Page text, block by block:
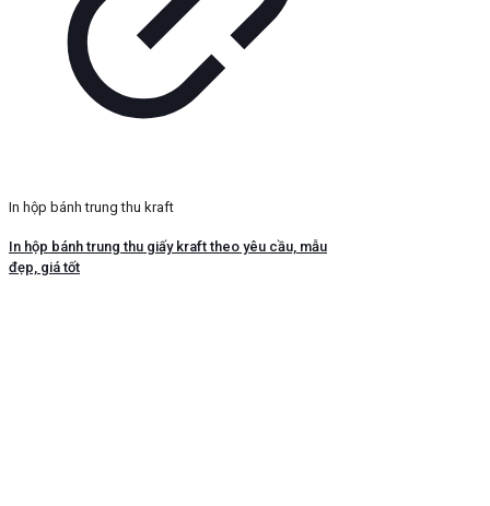
In hộp bánh trung thu kraft
In hộp bánh trung thu giấy kraft theo yêu cầu, mẫu
đẹp, giá tốt